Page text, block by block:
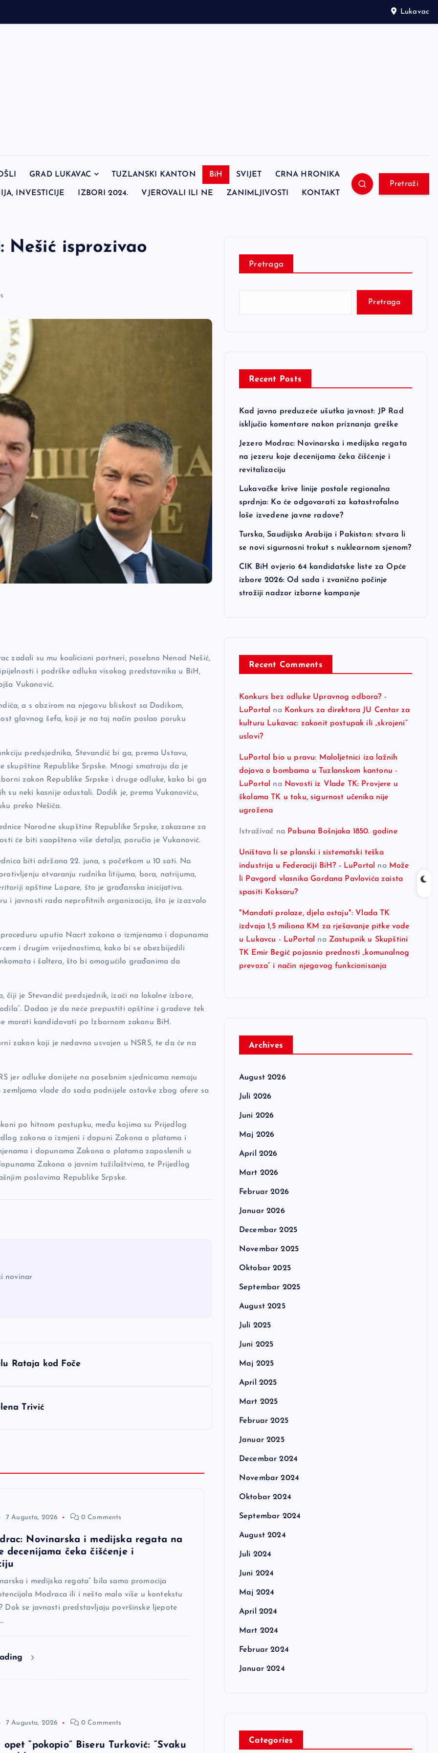
Lukavac
GRAD LUKAVAC TUZLANSKI KANTON BiH SVIJET CRNA HRONIKA
INVESTICIJE IZBORI 2024. VJEROVALI ILI NE ZANIMLJIVOSTI KONTAKT
Pretraži
Nešić isprozivao
zadali su mu koalicioni partneri, posebno Nenad Nešić,
i podrške odluka visokog predstavnika u BiH,
Vukanović.
a s obzirom na njegovu bliskost sa Dodikom,
glavnog šefa, koji je na taj način poslao poruku
predsjednika, Stevandić bi ga, prema Ustavu,
skupštine Republike Srpske. Mnogi smatraju da je
zakon Republike Srpske i druge odluke, kako bi ga
neki kasnije odustali. Dodik je, prema Vukanoviću,
preko Nešića.
Narodne skupštine Republike Srpske, zakazane za
će biti saopšteno više detalja, poručio je Vukanović.
biti održana 22. juna, s početkom u 10 sati. Na
otvaranju rudnika litijuma, bora, natrijuma,
opštine Lopare, što je građanska inicijativa.
i javnosti rada neprofitnih organizacija, što je izazvalo
uputio Nacrt zakona o izmjenama i dopunama
i drugim vrijednostima, kako bi se obezbijedili
i šaltera, što bi omogućilo građanima da
čiji je Stevandić predsjednik, izaći na lokalne izbore,
Dodao je da neće prepustiti opštine i gradove tek
morati kandidovati po Izbornom zakonu BiH.
zakon koji je nedavno usvojen u NSRS, te da će na
jer odluke donijete na posebnim sjednicama nemaju
vlade do sada podnijele ostavke zbog afere sa
po hitnom postupku, među kojima su Prijedlog
zakona o izmjeni i dopuni Zakona o platama i
i dopunama Zakona o platama zaposlenih u
Zakona o javnim tužilaštvima, te Prijedlog
poslovima Republike Srpske.
novinar
Rataja kod Foče
Trivić
7 Augusta, 2026 0 Comments
Novinarska i medijska regata na
decenijama čeka čišćenje i
i medijska regata“ bila samo promocija
Modraca ili i nešto malo više u kontekstu
Dok se javnosti predstavljaju površinske ljepote
7 Augusta, 2026 0 Comments
opet “pokopio” Biseru Turković: “Svaku
Pretraga
Pretraga
Recent Posts
Kad javno preduzeće ušutka javnost: JP Rad
isključio komentare nakon priznanja greške
Jezero Modrac: Novinarska i medijska regata
na jezeru koje decenijama čeka čišćenje i
revitalizaciju
Lukavačke krive linije postale regionalna
sprdnja: Ko će odgovarati za katastrofalno
loše izvedene javne radove?
Turska, Saudijska Arabija i Pakistan: stvara li
se novi sigurnosni trokut s nuklearnom sjenom?
CIK BiH ovjerio 64 kandidatske liste za Opće
izbore 2026: Od sada i zvanično počinje
strožiji nadzor izborne kampanje
Recent Comments
Konkurs bez odluke Upravnog odbora? -
LuPortal
na Konkurs za direktora JU Centar za
kulturu Lukavac: zakonit postupak ili „skrojeni“
uslovi?
LuPortal bio u pravu: Maloljetnici iza lažnih
dojava o bombama u Tuzlanskom kantonu -
LuPortal
na Novosti iz Vlade TK: Provjere u
školama TK u toku, sigurnost učenika nije
ugrožena
Istraživač na Pobuna Bošnjaka 1850. godine
Uništava li se planski i sistematski teška
industrija u Federaciji BiH? - LuPortal
na Može
li Pavgord vlasnika Gordana Pavlovića zaista
spasiti Koksaru?
"Mandati prolaze, djela ostaju": Vlada TK
izdvaja 1,5 miliona KM za rješavanje pitke vode
u Lukavcu - LuPortal
na Zastupnik u Skupštini
TK Emir Begić pojasnio prednosti „komunalnog
prevoza“ i način njegovog funkcionisanja
Archives
August 2026
Juli 2026
Juni 2026
Maj 2026
April 2026
Mart 2026
Februar 2026
Januar 2026
Decembar 2025
Novembar 2025
Oktobar 2025
Septembar 2025
August 2025
Juli 2025
Juni 2025
Maj 2025
April 2025
Mart 2025
Februar 2025
Januar 2025
Decembar 2024
Novembar 2024
Oktobar 2024
Septembar 2024
August 2024
Juli 2024
Juni 2024
Maj 2024
April 2024
Mart 2024
Februar 2024
Januar 2024
Categories